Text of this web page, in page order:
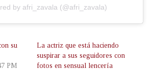
by afri_zavala (@afri_zavala)
su
PM
La actriz que está haciendo
suspirar a sus seguidores con
fotos en sensual lencería